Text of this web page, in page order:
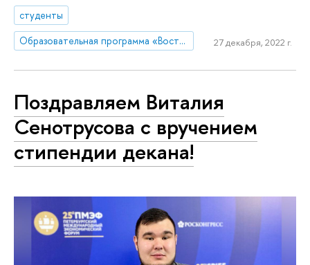
студенты
Образовательная программа «Востоковедение»
27 декабря, 2022 г.
Поздравляем Виталия
Сенотрусова с вручением
стипендии декана!